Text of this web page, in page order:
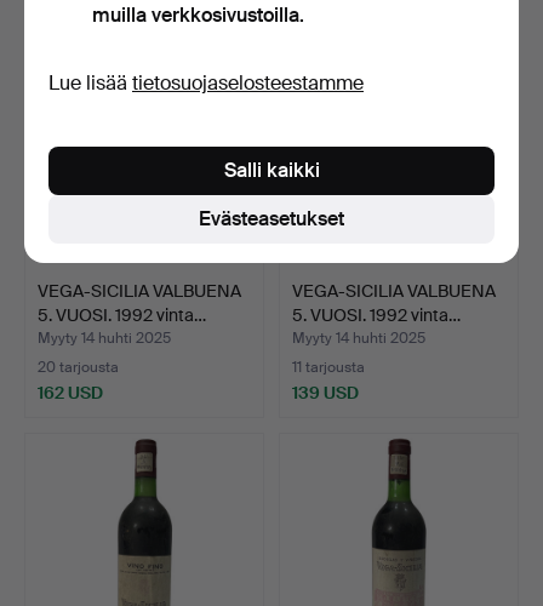
VEGA-SICILIA VALBUENA
5. VUOSI. 1992 vinta…
Myyty 14 huhti 2025
20 tarjousta
162 USD
VEGA-SICILIA VALBUENA
5. VUOSI. 1992 vinta…
Myyty 14 huhti 2025
11 tarjousta
139 USD
muilla verkkosivustoilla.
Lue lisää tietosuojaselosteestamme
Evästeasetukset
Salli kaikki